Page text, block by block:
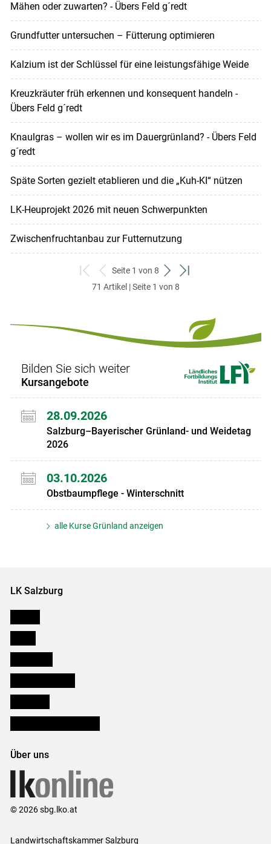
Mähen oder zuwarten? - Übers Feld g´redt
Grundfutter untersuchen – Fütterung optimieren
Kalzium ist der Schlüssel für eine leistungsfähige Weide
Kreuzkräuter früh erkennen und konsequent handeln -
Übers Feld g´redt
Knaulgras – wollen wir es im Dauergrünland? - Übers Feld
g´redt
Späte Sorten gezielt etablieren und die „Kuh-KI“ nützen
LK-Heuprojekt 2026 mit neuen Schwerpunkten
Zwischenfruchtanbau zur Futternutzung
zum
ersten
zurück
zum
Seite 1 von 8
weiter
zum
zum
71 Artikel | Seite 1 von 8
Bilden Sie sich weiter
Kursangebote
28.09.2026
Salzburg–Bayerischer Grünland- und Weidetag
2026
03.10.2026
Obstbaumpflege - Winterschnitt
alle Kurse Grünland anzeigen
LK Salzburg
Über uns
© 2026 sbg.lko.at
Landwirtschaftskammer Salzburg